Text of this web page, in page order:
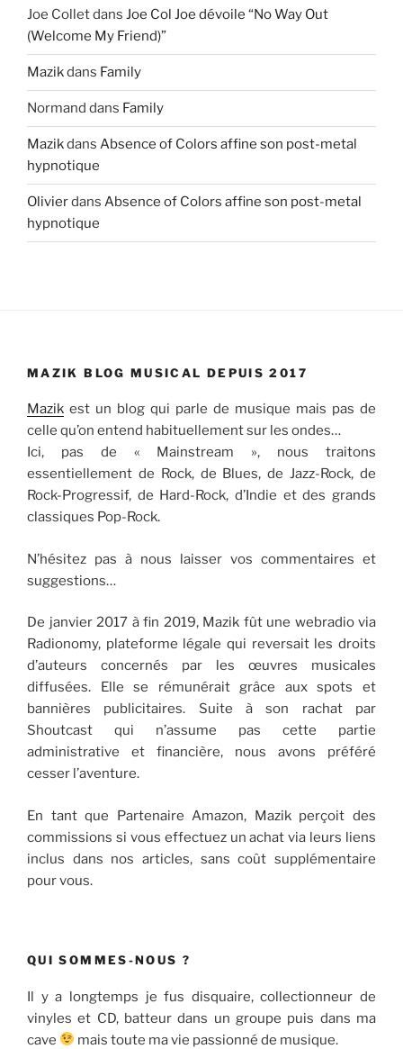
Joe Colletdans Joe Col Joe dévoile “No Way Out
(Welcome My Friend)”
Mazikdans Family
Normand dans Family
Mazikdans Absence of Colors affine son post-metal
hypnotique
Olivierdans Absence of Colors affine son post-metal
hypnotique
MAZIK BLOG MUSICAL DEPUIS 2017
Mazik est un blog qui parle de musique mais pas de
celle qu’on entend habituellement sur les ondes…
Ici, pas de « Mainstream », nous traitons
essentiellement de Rock, de Blues, de Jazz-Rock, de
Rock-Progressif, de Hard-Rock, d’Indie et des grands
classiques Pop-Rock.
N’hésitez pas à nous laisser vos commentaires et
suggestions…
De janvier 2017 à fin 2019, Mazik fût une webradio via
Radionomy, plateforme légale qui reversait les droits
d’auteurs concernés par les œuvres musicales
diffusées. Elle se rémunérait grâce aux spots et
bannières publicitaires. Suite à son rachat par
Shoutcast qui n’assume pas cette partie
administrative et financière, nous avons préféré
cesser l’aventure.
En tant que Partenaire Amazon, Mazik perçoit des
commissions si vous effectuez un achat via leurs liens
inclus dans nos articles, sans coût supplémentaire
pour vous.
QUI SOMMES-NOUS ?
Il y a longtemps je fus disquaire, collectionneur de
vinyles et CD, batteur dans un groupe puis dans ma
cave
mais toute ma vie passionné de musique.